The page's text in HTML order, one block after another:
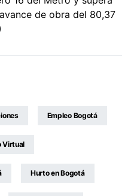
de obra del 80,37
Empleo Bogotá
Virtual
Hurto en Bogotá